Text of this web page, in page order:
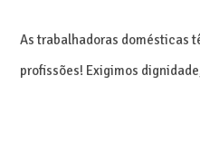
As trabalhadoras domésticas
profissões! Exigimos